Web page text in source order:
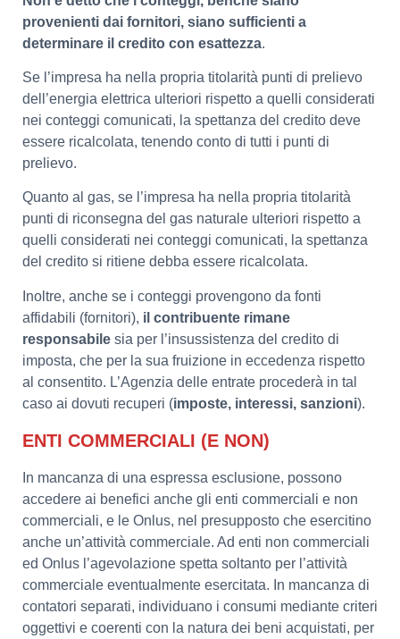
provenienti dai fornitori, siano sufficienti a
determinare il credito con esattezza.
Se l’impresa ha nella propria titolarità punti di prelievo
dell’energia elettrica ulteriori rispetto a quelli considerati
nei conteggi comunicati, la spettanza del credito deve
essere ricalcolata, tenendo conto di tutti i punti di
prelievo.
Quanto al gas, se l’impresa ha nella propria titolarità
punti di riconsegna del gas naturale ulteriori rispetto a
quelli considerati nei conteggi comunicati, la spettanza
del credito si ritiene debba essere ricalcolata.
Inoltre, anche se i conteggi provengono da fonti
affidabili (fornitori), il contribuente rimane
responsabile sia per l’insussistenza del credito di
imposta, che per la sua fruizione in eccedenza rispetto
al consentito. L’Agenzia delle entrate procederà in tal
caso ai dovuti recuperi (imposte, interessi, sanzioni).
ENTI COMMERCIALI (E NON)
In mancanza di una espressa esclusione, possono
accedere ai benefici anche gli enti commerciali e non
commerciali, e le Onlus, nel presupposto che esercitino
anche un’attività commerciale. Ad enti non commerciali
ed Onlus l’agevolazione spetta soltanto per l’attività
commerciale eventualmente esercitata. In mancanza di
contatori separati, individuano i consumi mediante criteri
oggettivi e coerenti con la natura dei beni acquistati, per